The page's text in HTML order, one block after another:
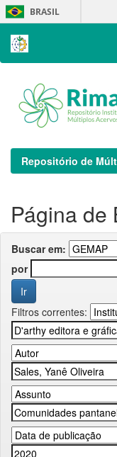
Skip
navigation
BRASIL
Repositório de
Página de
Buscar em:
por
Filtros correntes: